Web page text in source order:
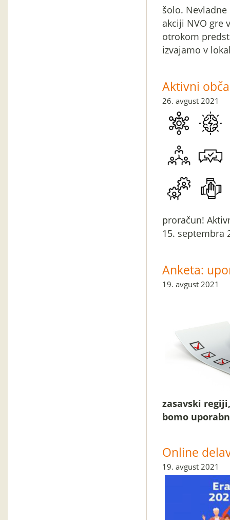
šolo.
akciji NVO gre
otrokom
izvajamo v
Aktivni
26. avgust 2021
proračun!
15. septembra
Anketa:
19. avgust 2021
zasavski
bomo
Online
19. avgust 2021